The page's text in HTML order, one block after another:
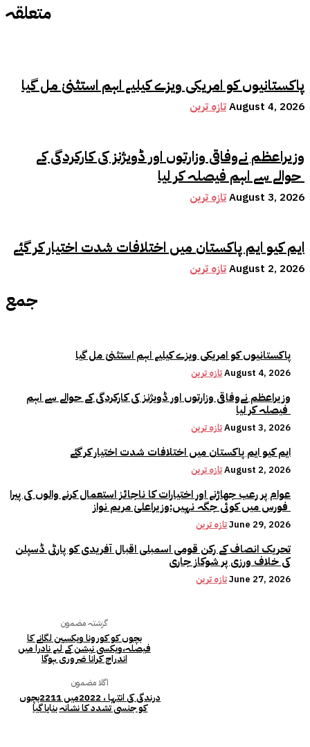
متعلقہ
پاکستانیوں کو امریکی ویزے کیلیے اہم استثنیٰ مل گیا
تازہ ترینAugust 4, 2026
وزیراعظم نےوفاقی وزارتوں اور ڈویژنز کی کارکردگی کے
حوالے سے اہم فیصلہ کر لیا
تازہ ترینAugust 3, 2026
ایم کیو ایم پاکستان میں اختلافات شدت اختیار کر گئے
تازہ ترینAugust 2, 2026
جمع
پاکستانیوں کو امریکی ویزے کیلیے اہم استثنیٰ مل گیا
تازہ ترینAugust 4, 2026
وزیراعظم نےوفاقی وزارتوں اور ڈویژنز کی کارکردگی کے حوالے سے اہم
تازہ ترینAugust 3, 2026
ایم کیو ایم پاکستان میں اختلافات شدت اختیار کر گئے
تازہ ترینAugust 2, 2026
عوام پر رعب جھاڑنے اور اختیارات کا ناجائز استعمال کرنے والوں کی پیرا
تازہ ترینJune 29, 2026
تحریک انصاف کے رکن قومی اسمبلی اقبال آفریدی کو پارٹی ڈسپلن
کی خلاف ورزی پر شوکاز جاری
تازہ ترینJune 27, 2026
گزشتہ مضمون
بچوں کو کورونا ویکسین لگانے کا
فیصلہ،ویکسی نیشن کے لیے نادرا میں
اندراج کرانا ضروری ہوگا
اگلا مضمون
درندگی کی انتہا ، 2022میں 2211بچوں
کو جنسی تشدد کا نشانہ بنایا گیا